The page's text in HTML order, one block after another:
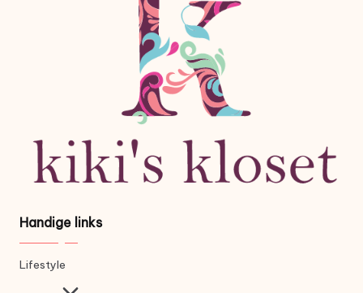
Handige links
Lifestyle